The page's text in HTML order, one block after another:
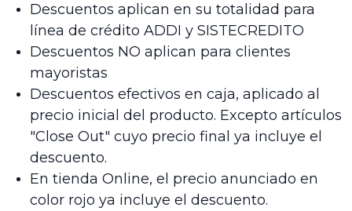
Descuentos aplican en su totalidad para
línea de crédito ADDI y SISTECREDITO
Descuentos NO aplican para clientes
mayoristas
Descuentos efectivos en caja, aplicado al
precio inicial del producto. Excepto artículos
"Close Out" cuyo precio final ya incluye el
descuento.
En tienda Online, el precio anunciado en
color rojo ya incluye el descuento.